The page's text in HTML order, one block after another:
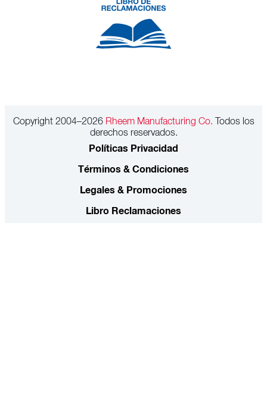
Copyright 2004–2026Rheem Manufacturing Co. Todos los
derechos reservados.
Políticas Privacidad
Términos & Condiciones
Legales & Promociones
Libro Reclamaciones